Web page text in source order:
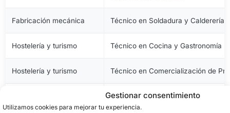
Gestionar consentimiento
Utilizamos cookies para mejorar tu experiencia.
Fabricación mecánica Técnico en Soldadura y Calderería
Hostelería y turismo Técnico en Cocina y Gastronomía
Hostelería y turismo Técnico en Comercialización de
Técnico en Servicios en